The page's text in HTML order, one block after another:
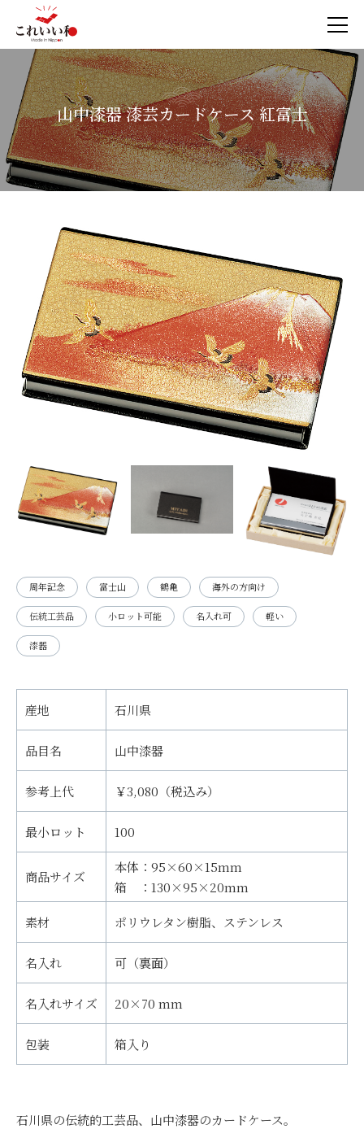
山中漆器 漆芸カードケース 紅富士
周年記念 富士山 鶴亀 海外の方向け
伝統工芸品 小ロット可能 名入れ可 軽い
漆器
産地 石川県
品目名 山中漆器
参考上代 ￥3,080（税込み）
最小ロット 100
商品サイズ
本体：95×60×15mm
箱 ：130×95×20mm
素材 ポリウレタン樹脂、ステンレス
名入れ 可（裏面）
名入れサイズ 20×70 mm
包装 箱入り
石川県の伝統的工芸品、山中漆器のカードケース。